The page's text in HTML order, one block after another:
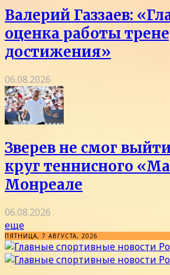
Валерий Газзаев:
оценка работы
достижения»
06.08.2026
Зверев не смог
круг теннисного
Монреале
06.08.2026
еще
ПЯТНИЦА, 7 АВГУСТА, 2026